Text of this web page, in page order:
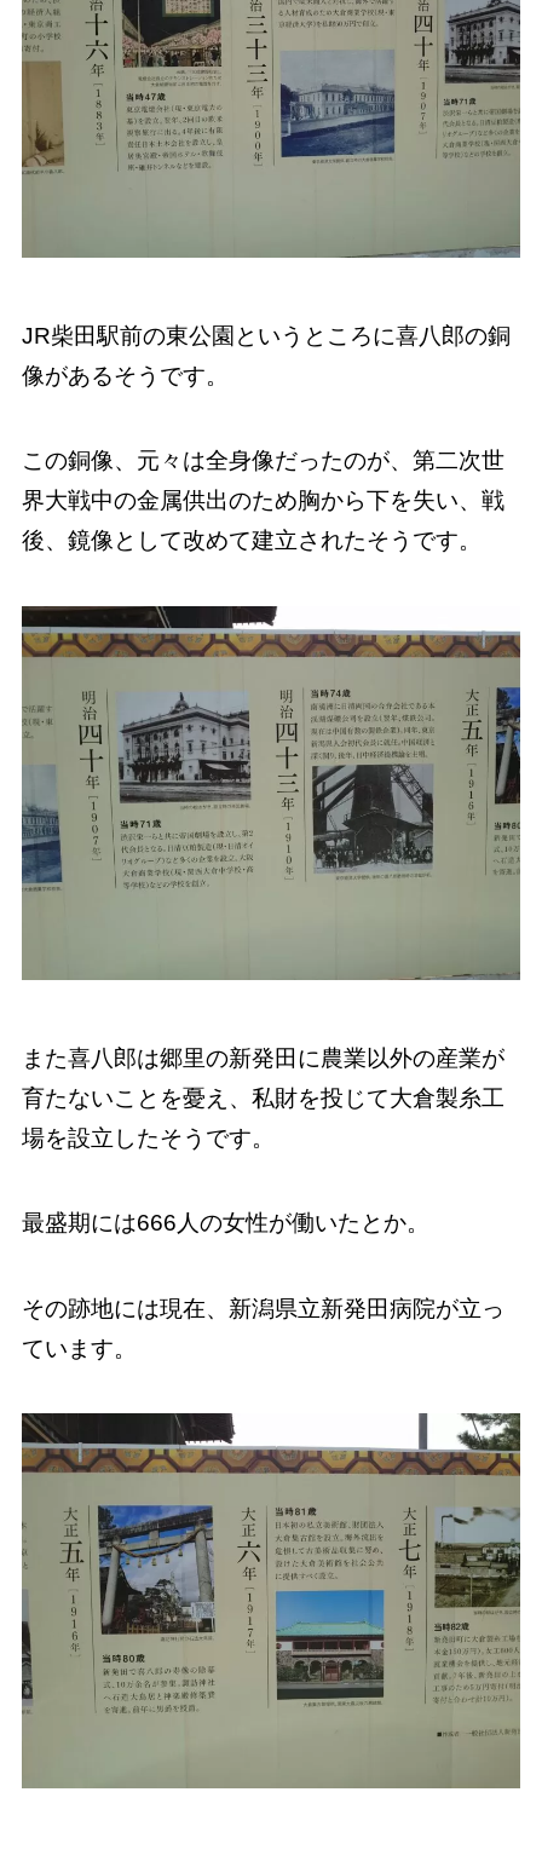
JR柴田駅前の東公園というところに喜八郎の銅
像があるそうです。
この銅像、元々は全身像だったのが、第二次世
界大戦中の金属供出のため胸から下を失い、戦
後、鏡像として改めて建立されたそうです。
また喜八郎は郷里の新発田に農業以外の産業が
育たないことを憂え、私財を投じて大倉製糸工
場を設立したそうです。
最盛期には666人の女性が働いたとか。
その跡地には現在、新潟県立新発田病院が立っ
ています。